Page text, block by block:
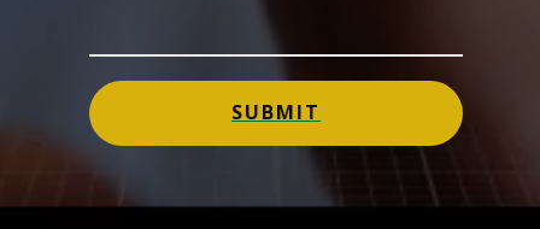
SUBMIT